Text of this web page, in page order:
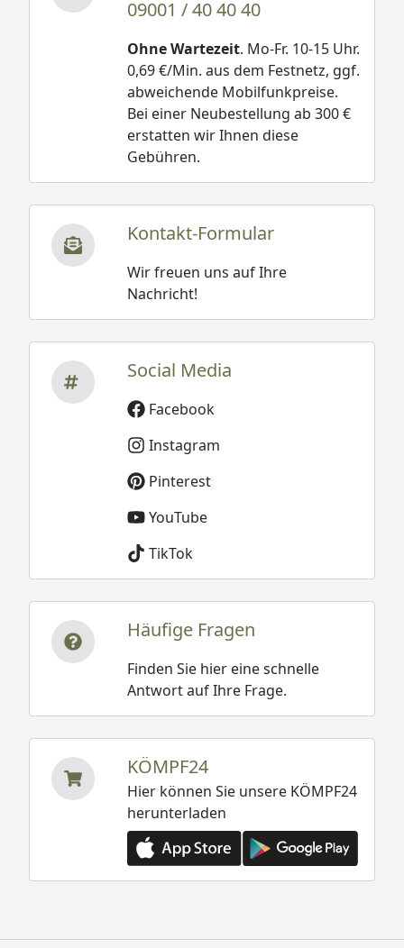
09001 / 40 40 40
Ohne Wartezeit. Mo-Fr. 10-15 Uhr.
0,69 €/Min. aus dem Festnetz, ggf.
abweichende Mobilfunkpreise.
Bei einer Neubestellung ab 300 €
erstatten wir Ihnen diese
Gebühren.
Kontakt-Formular
Wir freuen uns auf Ihre
Nachricht!
Social Media
Facebook
Instagram
Pinterest
YouTube
TikTok
Häufige Fragen
Finden Sie hier eine schnelle
Antwort auf Ihre Frage.
KÖMPF24
Hier können Sie unsere KÖMPF24
herunterladen